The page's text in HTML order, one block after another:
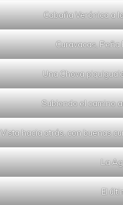
Cabaña Verónica a
Curavacas, Peña
Una Chova
Subiendo el camino
Vista hacia atrás, con buenas
La
El